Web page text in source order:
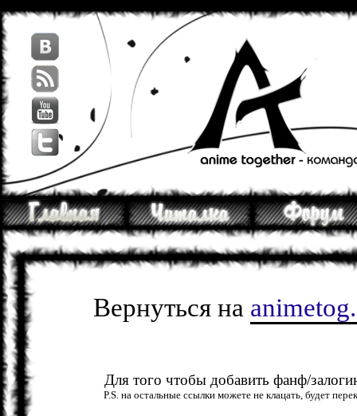
Вернуться на
Для того чтобы добавить фанф/
P.S. на остальные ссылки можете не клацать, будет